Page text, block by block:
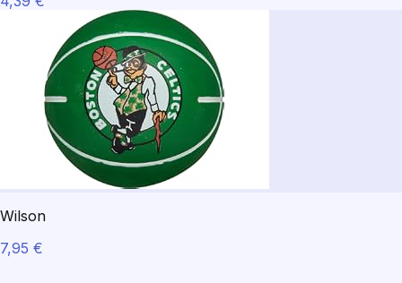
Wilson
7,95 €